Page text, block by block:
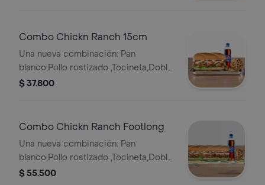
Combo Chickn Ranch 15cm
Una nueva combinación: Pan
blanco,Pollo rostizado ,Tocineta,Doble
Queso americano ,Salsa ranch
acompañamiento.
$ 37.800
Combo Chickn Ranch Footlong
Una nueva combinación: Pan
blanco,Pollo rostizado ,Tocineta,Doble
Queso americano ,Salsa ranch
$ 55.500